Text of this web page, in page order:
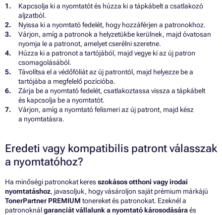
Kapcsolja ki a nyomtatót és húzza ki a tápkábelt a csatlakozó
aljzatból.
Nyissa ki a nyomtató fedelét, hogy hozzáférjen a patronokhoz.
Várjon, amíg a patronok a helyzetükbe kerülnek, majd óvatosan
nyomja le a patronot, amelyet cserélni szeretne.
Húzza ki a patronot a tartójából, majd vegye ki az új patron
csomagolásából.
Távolítsa el a védőfóliát az új patrontól, majd helyezze be a
tartójába a megfelelő pozícióba.
Zárja be a nyomtató fedelét, csatlakoztassa vissza a tápkábelt
és kapcsolja be a nyomtatót.
Várjon, amíg a nyomtató felismeri az új patront, majd kész
a nyomtatásra.
Eredeti vagy kompatibilis patront válasszak
a nyomtatóhoz?
Ha minőségi patronokat keresszokásos otthoni vagy irodai
nyomtatáshoz, javasoljuk, hogy vásároljon saját prémium márkájú
TonerPartner PREMIUM tonereket és patronokat. Ezeknél a
patronoknálgaranciát vállalunk a nyomtató károsodásáraés